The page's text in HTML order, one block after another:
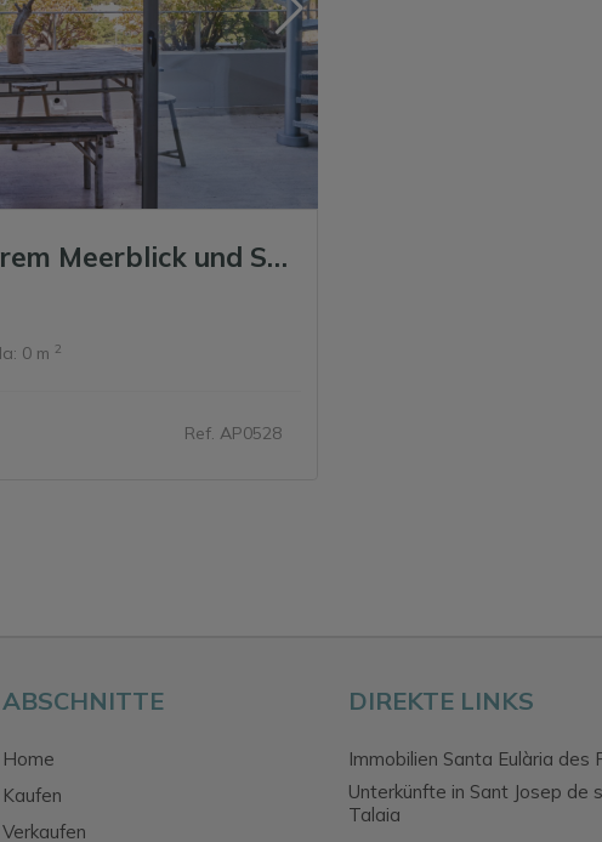
Penthouse mit spektakulärem Meerblick und Sonnenuntergang
0 m 2
Ref. AP0528
ABSCHNITTE
Home
Kaufen
Verkaufen
DIREKTE LINKS
Immobilien Santa Eulària des
Unterkünfte in Sant Josep de
Talaia